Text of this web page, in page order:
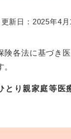
更新日：2025年4
各法に基づき
とり親家庭等医